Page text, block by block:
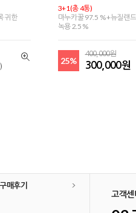
귀한
3+1(총 4통)
마누카꿀 97.5 % +뉴질랜
녹용 2.5 %
25%
400,000원
300,000원
구매후기
고객센